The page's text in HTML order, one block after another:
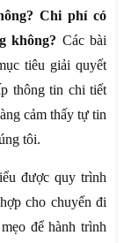
Chi phí có
không? Các bài
tiêu giải quyết
thông tin chi tiết
cảm thấy tự tin
tôi.
được quy trình
cho chuyến đi
để hành trình